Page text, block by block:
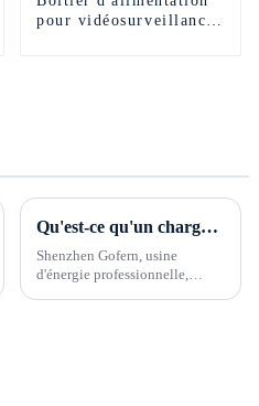
pour vidéosurveillance
Qu'est-ce qu'un chargeur et qu'est-ce qu'un adaptateur secteur ?
Shenzhen Gofern, usine
d'énergie professionnelle,